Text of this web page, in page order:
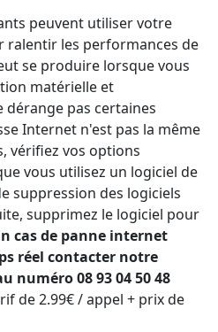
peuvent utiliser votre
ralentir les performances de
se produire lorsque vous
matérielle et
dérange pas certaines
Internet n'est pas la même
vérifiez vos options
vous utilisez un logiciel de
suppression des logiciels
supprimez le logiciel pour
cas de panne internet
réel contacter notre
numéro 08 93 04 50 48
de 2.99€ / appel + prix de